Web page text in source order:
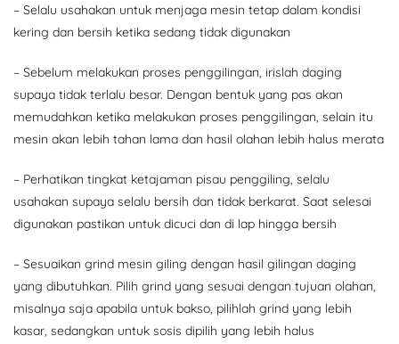
– Selalu usahakan untuk menjaga mesin tetap dalam kondisi
kering dan bersih ketika sedang tidak digunakan
– Sebelum melakukan proses penggilingan, irislah daging
supaya tidak terlalu besar. Dengan bentuk yang pas akan
memudahkan ketika melakukan proses penggilingan, selain itu
mesin akan lebih tahan lama dan hasil olahan lebih halus merata
– Perhatikan tingkat ketajaman pisau penggiling, selalu
usahakan supaya selalu bersih dan tidak berkarat. Saat selesai
digunakan pastikan untuk dicuci dan di lap hingga bersih
– Sesuaikan grind mesin giling dengan hasil gilingan daging
yang dibutuhkan. Pilih grind yang sesuai dengan tujuan olahan,
misalnya saja apabila untuk bakso, pilihlah grind yang lebih
kasar, sedangkan untuk sosis dipilih yang lebih halus